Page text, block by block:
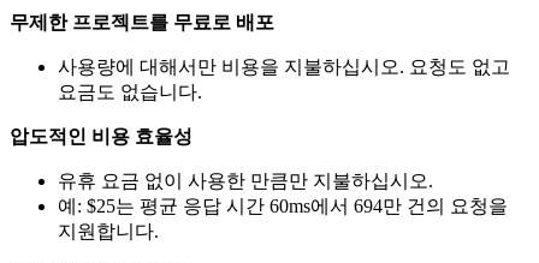
무제한 프로젝트를 무료로 배포
사용량에 대해서만 비용을 지불하십시오. 요청도 없고
요금도 없습니다.
압도적인 비용 효율성
유휴 요금 없이 사용한 만큼만 지불하십시오.
예: $25는 평균 응답 시간 60ms에서 694만 건의 요청을
지원합니다.